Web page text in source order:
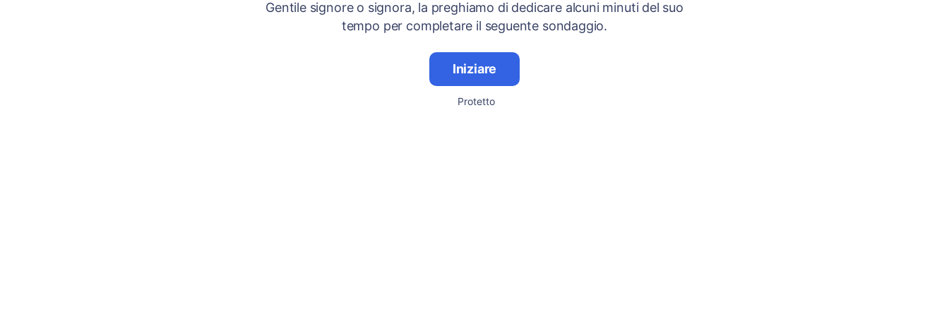
Gentile signore o signora, la preghiamo di dedicare alcuni minuti del suo
tempo per completare il seguente sondaggio.
Iniziare
Protetto